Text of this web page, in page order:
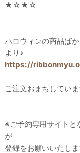
★☆★☆
ハロウィンの商品ば
より♪
https://
ご注文おまちしていま
※ご予約専用サイトと
が
登録をお願いいたしま